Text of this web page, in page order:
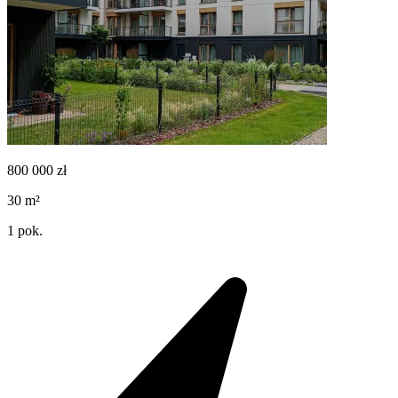
800 000 zł
30 m²
1 pok.